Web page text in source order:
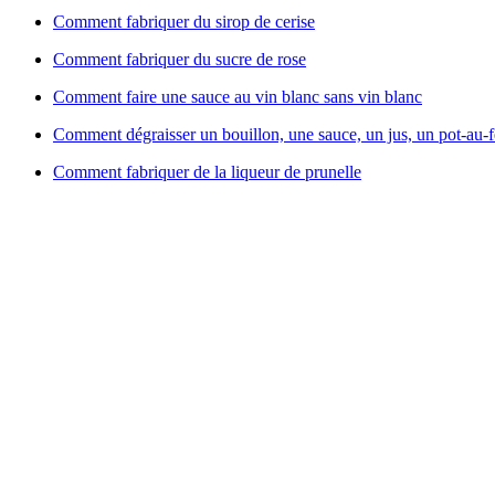
Comment fabriquer du sirop de cerise
Comment fabriquer du sucre de rose
Comment faire une sauce au vin blanc sans vin blanc
Comment dégraisser un bouillon, une sauce, un jus, un pot-au-
Comment fabriquer de la liqueur de prunelle